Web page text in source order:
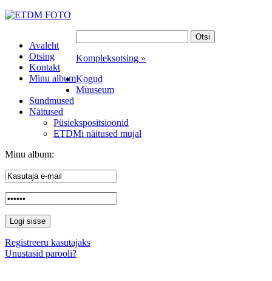
Avaleht
Otsing
Kontakt
Minu album
Kompleksotsing »
Kogud
Muuseum
Sündmused
Näitused
Püsiekspositsioonid
ETDMi näitused mujal
Minu album:
Registreeru kasutajaks
Unustasid parooli?